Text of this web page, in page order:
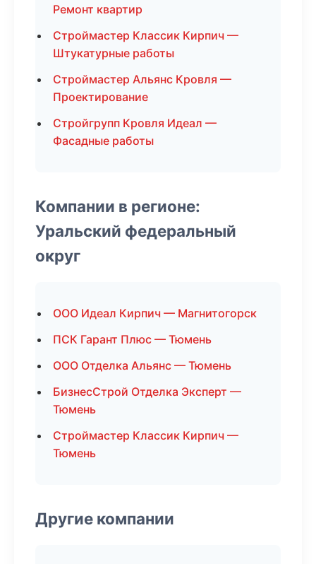
Ремонт квартир
Строймастер Классик Кирпич —
Штукатурные работы
Строймастер Альянс Кровля —
Проектирование
Стройгрупп Кровля Идеал —
Фасадные работы
Компании в регионе:
Уральский федеральный
округ
ООО Идеал Кирпич — Магнитогорск
ПСК Гарант Плюс — Тюмень
ООО Отделка Альянс — Тюмень
БизнесСтрой Отделка Эксперт —
Тюмень
Строймастер Классик Кирпич —
Тюмень
Другие компании